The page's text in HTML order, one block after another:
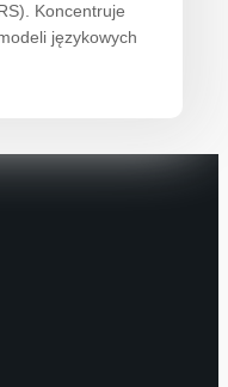
Koncentruje
językowych